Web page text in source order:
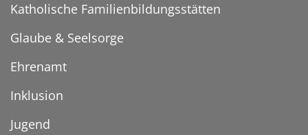
Katholische Familienbildungsstätten
Glaube & Seelsorge
Ehrenamt
Inklusion
Jugend